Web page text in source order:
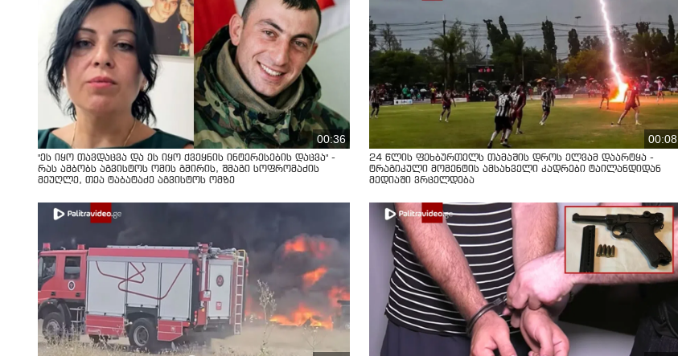
00:36
"ეს იყო თავდაცვა და ეს იყო ქვეყნის ინტერესების დაცვა" -
რას ამბობს აგვისტოს ომის გმირის, შმაგი სოფრომაძის
მეუღლე, თეა ტაბატაძე აგვისტოს ომზე
00:08
24 წლის ფეხბურთელს თამაშის დროს ელვამ დაარტყა -
ტრაგიკული მომენტის ამსახველი კადრები ტაილანდიდან
მედიაში ვრცელდება